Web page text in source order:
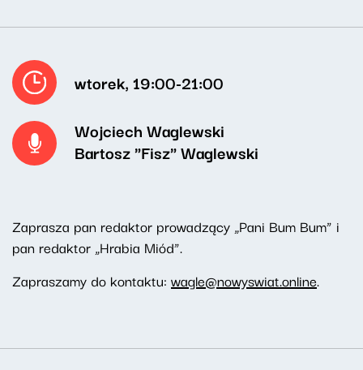
wtorek, 19:00-21:00
Wojciech Waglewski
Bartosz "Fisz" Waglewski
Zaprasza pan redaktor prowadzący „Pani Bum Bum“ i
pan redaktor „Hrabia Miód“.
Zapraszamy do kontaktu: wagle@nowyswiat.online.